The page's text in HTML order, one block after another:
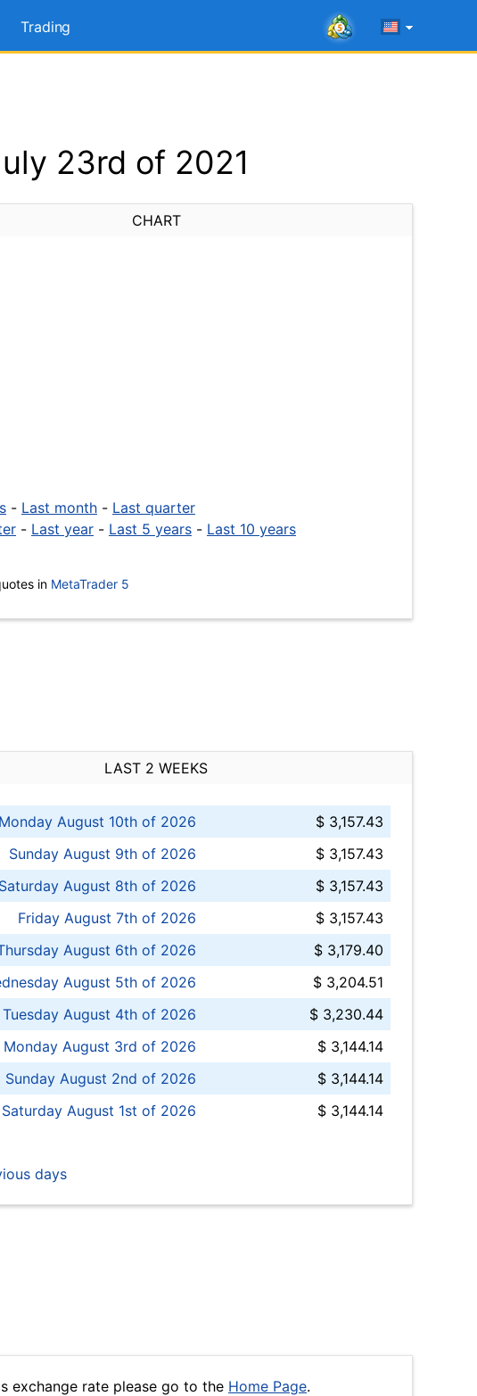
Trading
23rd of 2021
CHART
- Last month - Last quarter
- Last year - Last 5 years - Last 10 years
in MetaTrader 5
LAST 2 WEEKS
Monday August 10th of 2026
$ 3,157.43
Sunday August 9th of 2026
$ 3,157.43
Saturday August 8th of 2026
$ 3,157.43
Friday August 7th of 2026
$ 3,157.43
August 6th of 2026
$ 3,179.40
August 5th of 2026
$ 3,204.51
Tuesday August 4th of 2026
$ 3,230.44
Monday August 3rd of 2026
$ 3,144.14
Sunday August 2nd of 2026
$ 3,144.14
Saturday August 1st of 2026
$ 3,144.14
days
exchange rate please go to the Home Page.